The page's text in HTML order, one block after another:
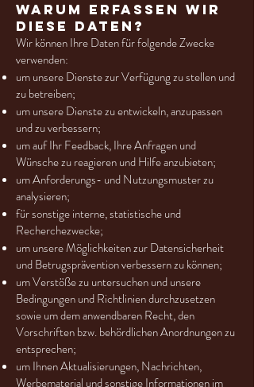
Warum erfassen wir
diese Daten?
Wir können Ihre Daten für folgende Zwecke
verwenden:
um unsere Dienste zur Verfügung zu stellen und
zu betreiben;
um unsere Dienste zu entwickeln, anzupassen
und zu verbessern;
um auf Ihr Feedback, Ihre Anfragen und
Wünsche zu reagieren und Hilfe anzubieten;
um Anforderungs- und Nutzungsmuster zu
analysieren;
für sonstige interne, statistische und
Recherchezwecke;
um unsere Möglichkeiten zur Datensicherheit
und Betrugsprävention verbessern zu können;
um Verstöße zu untersuchen und unsere
Bedingungen und Richtlinien durchzusetzen
sowie um dem anwendbaren Recht, den
Vorschriften bzw. behördlichen Anordnungen zu
entsprechen;
um Ihnen Aktualisierungen, Nachrichten,
Werbematerial und sonstige Informationen im